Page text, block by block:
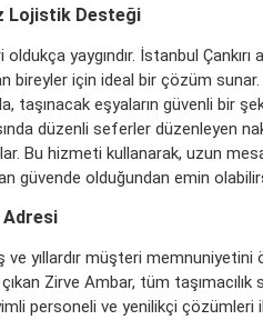
Lojistik Desteği
yaygındır. İstanbul Çankırı
için ideal bir çözüm sunar.
taşınacak eşyaların güvenli bir
düzenli seferler düzenleyen
Bu hizmeti kullanarak, uzun
güvende olduğundan emin
Adresi
ve yıllardır müşteri
Zirve Ambar, tüm
personeli ve yenilikçi çözümleri
BOĞA